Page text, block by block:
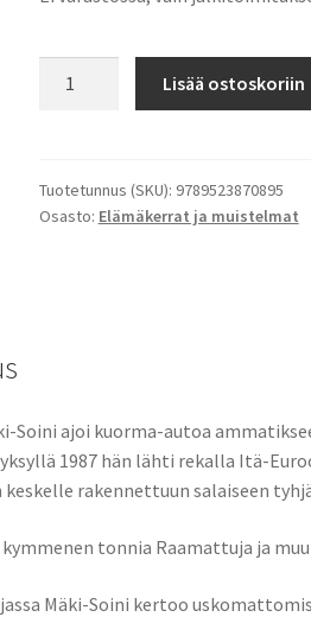
Lisää ostoskoriin
Tuotetunnus (SKU): 9789523870895
Osasto: Elämäkerrat ja muistelmat
Soini ajoi kuorma-autoa
1987 hän lähti rekalla Itä-
keskelle rakennettuun salaiseen
tonnia Raamattuja ja
Mäki-Soini kertoo